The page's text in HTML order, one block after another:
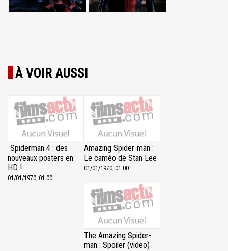
À VOIR AUSSI
Spiderman 4 : des
nouveaux posters en
HD !
01/01/1970, 01:00
Amazing Spider-man :
Le caméo de Stan Lee
01/01/1970, 01:00
The Amazing Spider-
man : Spoiler (video)